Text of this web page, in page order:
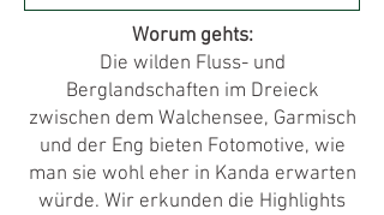
Worum gehts:
Die wilden Fluss- und
Berglandschaften im Dreieck
zwischen dem Walchensee, Garmisch
und der Eng bieten Fotomotive, wie
man sie wohl eher in Kanda erwarten
würde. Wir erkunden die Highlights